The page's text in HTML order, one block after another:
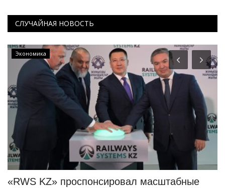
СЛУЧАЙНАЯ НОВОСТЬ
Экономика
«RWS KZ» проспонсировал масштабные